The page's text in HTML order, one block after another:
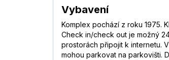
Vybavení
Komplex pochází z roku 1975.
Check in/check out je možný
prostorách připojit k internetu.
mohou parkovat na parkovišti.